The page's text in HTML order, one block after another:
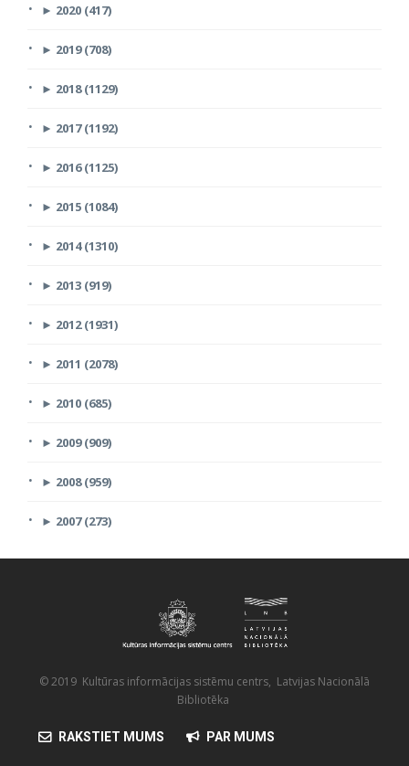
► 2020 (417)
► 2019 (708)
► 2018 (1129)
► 2017 (1192)
► 2016 (1125)
► 2015 (1084)
► 2014 (1310)
► 2013 (919)
► 2012 (1931)
► 2011 (2078)
► 2010 (685)
► 2009 (909)
► 2008 (959)
► 2007 (273)
© 2019 Kultūras informācijas sistēmu centrs, Latvijas Nacionālā
Bibliotēka
RAKSTIET MUMS PAR MUMS